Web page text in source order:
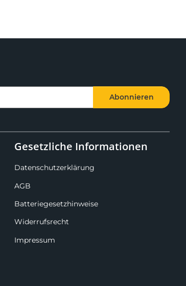
Abonnieren
Gesetzliche Informationen
Datenschutzerklärung
AGB
Batteriegesetzhinweise
Widerrufsrecht
Impressum